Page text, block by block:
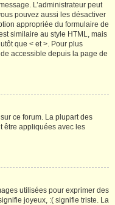
L’administrateur peut
pouvez aussi les désactiver
appropriée du formulaire de
similaire au style HTML, mais
que < et >. Pour plus
accessible depuis la page de
ce forum. La plupart des
être appliquées avec les
utilisées pour exprimer des
joyeux, :( signifie triste. La